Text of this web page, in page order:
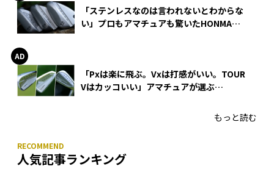
「ステンレスなのは言われないとわからな
い」プロもアマチュアも驚いたHONMA
「Pxは楽に飛ぶ。Vxは打感がいい。TOUR
Vはカッコいい」アマチュアが選ぶ
もっと読む
人気記事ランキング